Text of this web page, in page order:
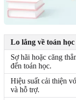
Lo lắng về toán học
Sợ hãi hoặc căng
đến toán học.
Hiệu suất cải thiện
và hỗ trợ.